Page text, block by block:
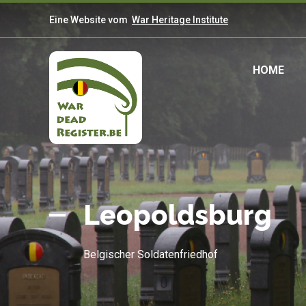
Direkt
Inhalt
Eine Website vom War Heritage Institute
Startseite
Belgian
War
Dead
Register
Main
HOME
Leopoldsburg
Belgischer Soldatenfriedhof